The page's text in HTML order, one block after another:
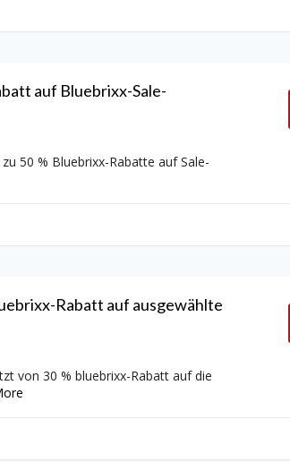
auf Bluebrixx-Sale-
50 % Bluebrixx-Rabatte auf Sale-
Rabatt auf ausgewählte
von 30 % bluebrixx-Rabatt auf die